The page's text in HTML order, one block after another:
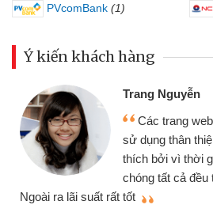
PVcomBank (1)
Ý kiến khách hàng
Trang Nguyễn
Các trang
sử dụng thân
thích bởi vì thời
chóng tất cả đều
Ngoài ra lãi suất rất tốt